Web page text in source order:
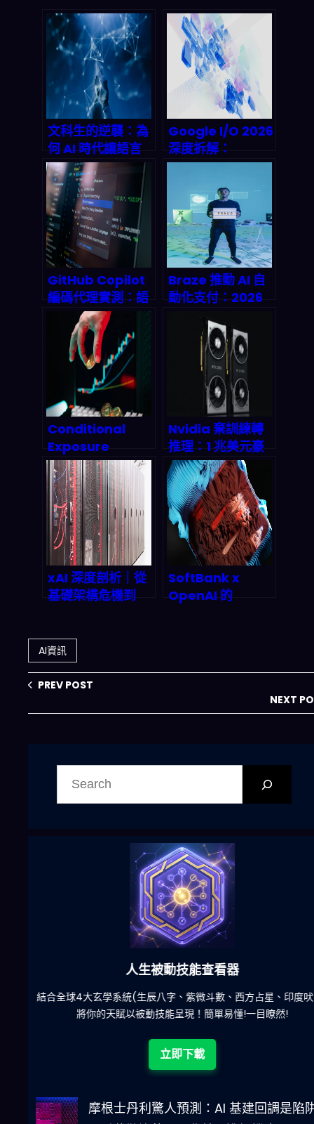
文科生的逆襲：為
何 AI 時代讓語言
精準度成為兆美元
產業的關鍵密碼？
Google I/O 2026
深度拆解：
Gemini Pro 多模
態 Agent、預測
市場 API 與
Active‑Edge AI
如何重新定義產業
鏈？
GitHub Copilot
編碼代理實測：語
義搜尋如何讓開發
速度飆升 55%？
Braze 推動 AI 自
動化支付：2026
你真的要先懂治理
框架與隱私透明度
Conditional
Exposure
Framework：
Brian
Ferdinand 如何
在 2026 年重新定
義交易風險治理？
Nvidia 棄訓練轉
推理：1 兆美元豪
賭背後的 AI 代理
革命來了嗎？
xAI 深度剖析｜從
基礎架構危機到
如何面对 2026 年
万亿市场洗牌？
SoftBank x
OpenAI 的
AI資訊
PREV POST
NEXT
六合彩發達神器
減少超過500萬個低概率中獎組合，提高中獎率
立即下載
摩根士丹利驚人預測：AI 基建回調是陷